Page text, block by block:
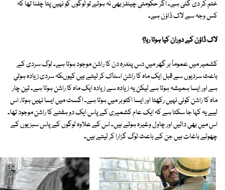
ختم کر دی گئی ہے۔ اگر حکومتی چینلز بھی نہ ہوتے تو لوگوں کو نہیں پتا چلنا تھا کہ
کس وجہ سے لاک ڈاؤن ہے۔
لاک ڈاؤن کے دوران کیا ہوتا رہا؟
کشمیر میں عموماً ہر گھر میں دس پندرہ دن کا راشن موجود ہوتا ہے۔ لوگ سردی کے
باعث سردیوں سے قبل ایک ماہ کا راشن اسٹاک کر لیتے ہیں کیوںکہ سردی زیادہ ہوتی
ہے اور ایسا ہمیشہ ہوتا ہے لیکن یہ زیادہ سے زیادہ ایک ماہ کا راشن ہوتا ہے۔ تین چار
ماہ کا راشن کوئی نہیں رکھتا اور ایسا اکتوبر میں ہوتا ہے۔ اگست میں ایسا نہیں ہوتا، اس
لیے یہ کہا جا سکتا ہے کہ ایک عام کشمیری کے پاس ایک دو ہفتے کا راشن موجود تھا۔
اس میں بھی دالیں اور چاول وغیرہ ہوتے ہیں۔ اس کے علاوہ لوگوں کے پاس سبزیوں کے
چھوٹے باغات ہیں جن کے باعث لوگ گزارا کر لیتے ہیں۔